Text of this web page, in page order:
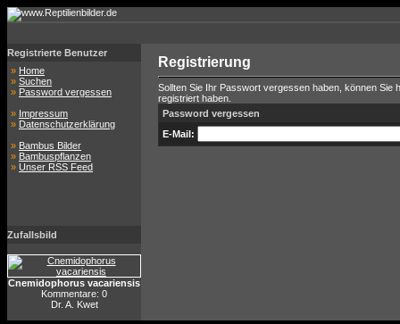
Registrierte Benutzer
» Home
» Suchen
» Password vergessen
» Impressum
» Datenschutzerklärung
» Bambus Bilder
» Bambuspflanzen
» Unser RSS Feed
Zufallsbild
Cnemidophorus vacariensis
Kommentare: 0
Dr. A. Kwet
Registrierung
Sollten Sie Ihr Passwort vergessen haben, können Sie
registriert haben.
Password vergessen
E-Mail: